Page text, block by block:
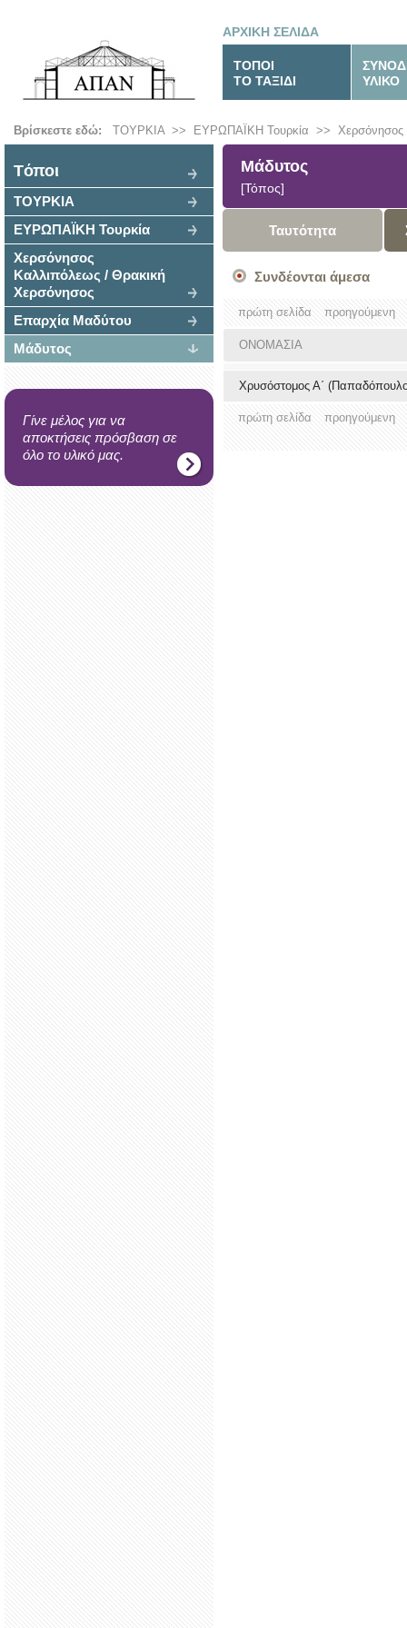
ΑΡΧΙΚΗ ΣΕΛΙΔΑ
ΤΟΠΟΙ
ΤΟ ΤΑΞΙΔΙ
ΥΛΙΚΟ
Βρίσκεστε εδώ: ΤΟΥΡΚΙΑ>> ΕΥΡΩΠΑΪΚΗ Τουρκία >> Χερσόνησος
Tόποι
ΤΟΥΡΚΙΑ
ΕΥΡΩΠΑΪΚΗ Τουρκία
Χερσόνησος
Καλλιπόλεως / Θρακική
Χερσόνησος
Επαρχία Μαδύτου
Μάδυτος
Γίνε μέλος για να
αποκτήσεις πρόσβαση σε
όλο το υλικό μας.
Μάδυτος
[Τόπος]
Ταυτότητα
Συνδέονται άμεσα
πρώτη σελίδα προηγούμενη
ΟΝΟΜΑΣΙΑ
Χρυσόστομος Α΄
πρώτη σελίδα προηγούμενη